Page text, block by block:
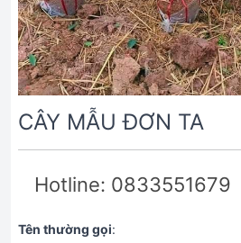
CÂY MẪU ĐƠN TA
Hotline: 0833551679
Tên thường gọi: